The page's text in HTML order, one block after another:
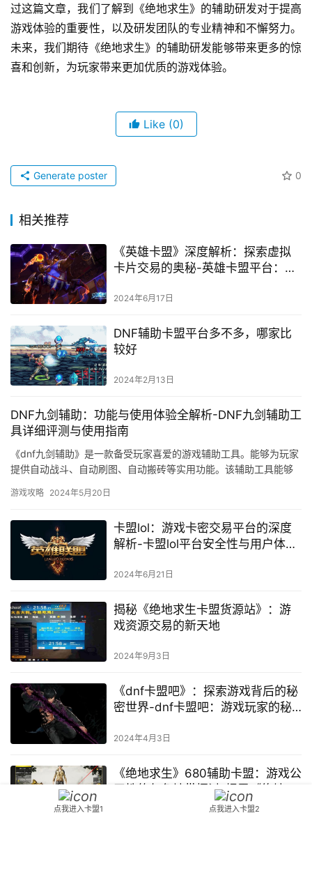
过这篇文章，我们了解到《绝地求生》的辅助研发对于提高
游戏体验的重要性，以及研发团队的专业精神和不懈努力。
未来，我们期待《绝地求生》的辅助研发能够带来更多的惊
喜和创新，为玩家带来更加优质的游戏体验。
Like (0)
0
Generate poster
相关推荐
《英雄卡盟》深度解析：探索虚拟
卡片交易的奥秘-英雄卡盟平台：虚
2024年6月17日
DNF辅助卡盟平台多不多，哪家比
较好
2024年2月13日
DNF九剑辅助：功能与使用体验全解析-DNF九剑辅助工
具详细评测与使用指南
《dnf九剑辅助》是一款备受玩家喜爱的游戏辅助工具。能够为玩家
提供自动战斗、自动刷图、自动搬砖等实用功能。该辅助工具能够
游戏攻略 2024年5月20日
卡盟lol：游戏卡密交易平台的深度
解析-卡盟lol平台安全性与用户体验
2024年6月21日
揭秘《绝地求生卡盟货源站》：游
戏资源交易的新天地
2024年9月3日
《dnf卡盟吧》：探索游戏背后的秘
密世界-dnf卡盟吧：游戏玩家的秘
2024年4月3日
《绝地求生》680辅助卡盟：游戏公
平性的灰色地带探讨-揭露《绝地求
生》中680辅助卡盟对游戏生态的影
点我进入卡盟1 点我进入卡盟2